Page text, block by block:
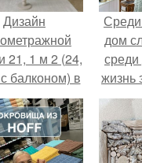
Дизайн
21, 1 м 2 (24,
балконом) в
дом
жизнь
-